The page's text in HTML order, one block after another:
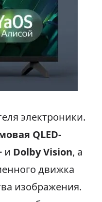
электроники.
QLED-
и Dolby Vision, а
движка
изображения.